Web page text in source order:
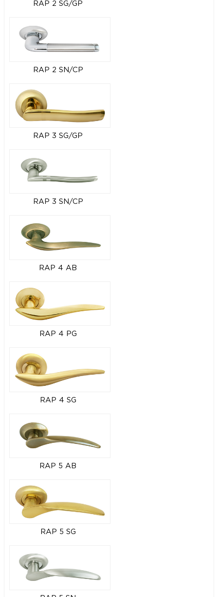
RAP 2 SG/GP
RAP 2 SN/CP
RAP 3 SG/GP
RAP 3 SN/CP
RAP 4 AB
RAP 4 PG
RAP 4 SG
RAP 5 AB
RAP 5 SG